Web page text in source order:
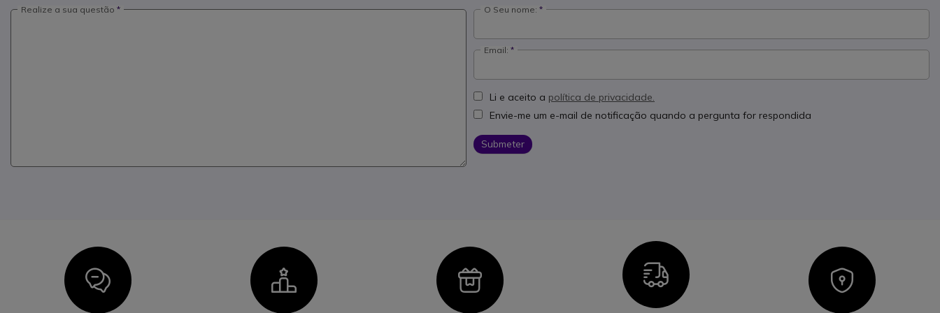
Realize a sua questão O Seu nome:
Email:
Li e aceito a política de privacidade.
Envie-me um e-mail de notificação quando a pergunta for respondida
Submeter
Icon Icon Icon Icon Icon